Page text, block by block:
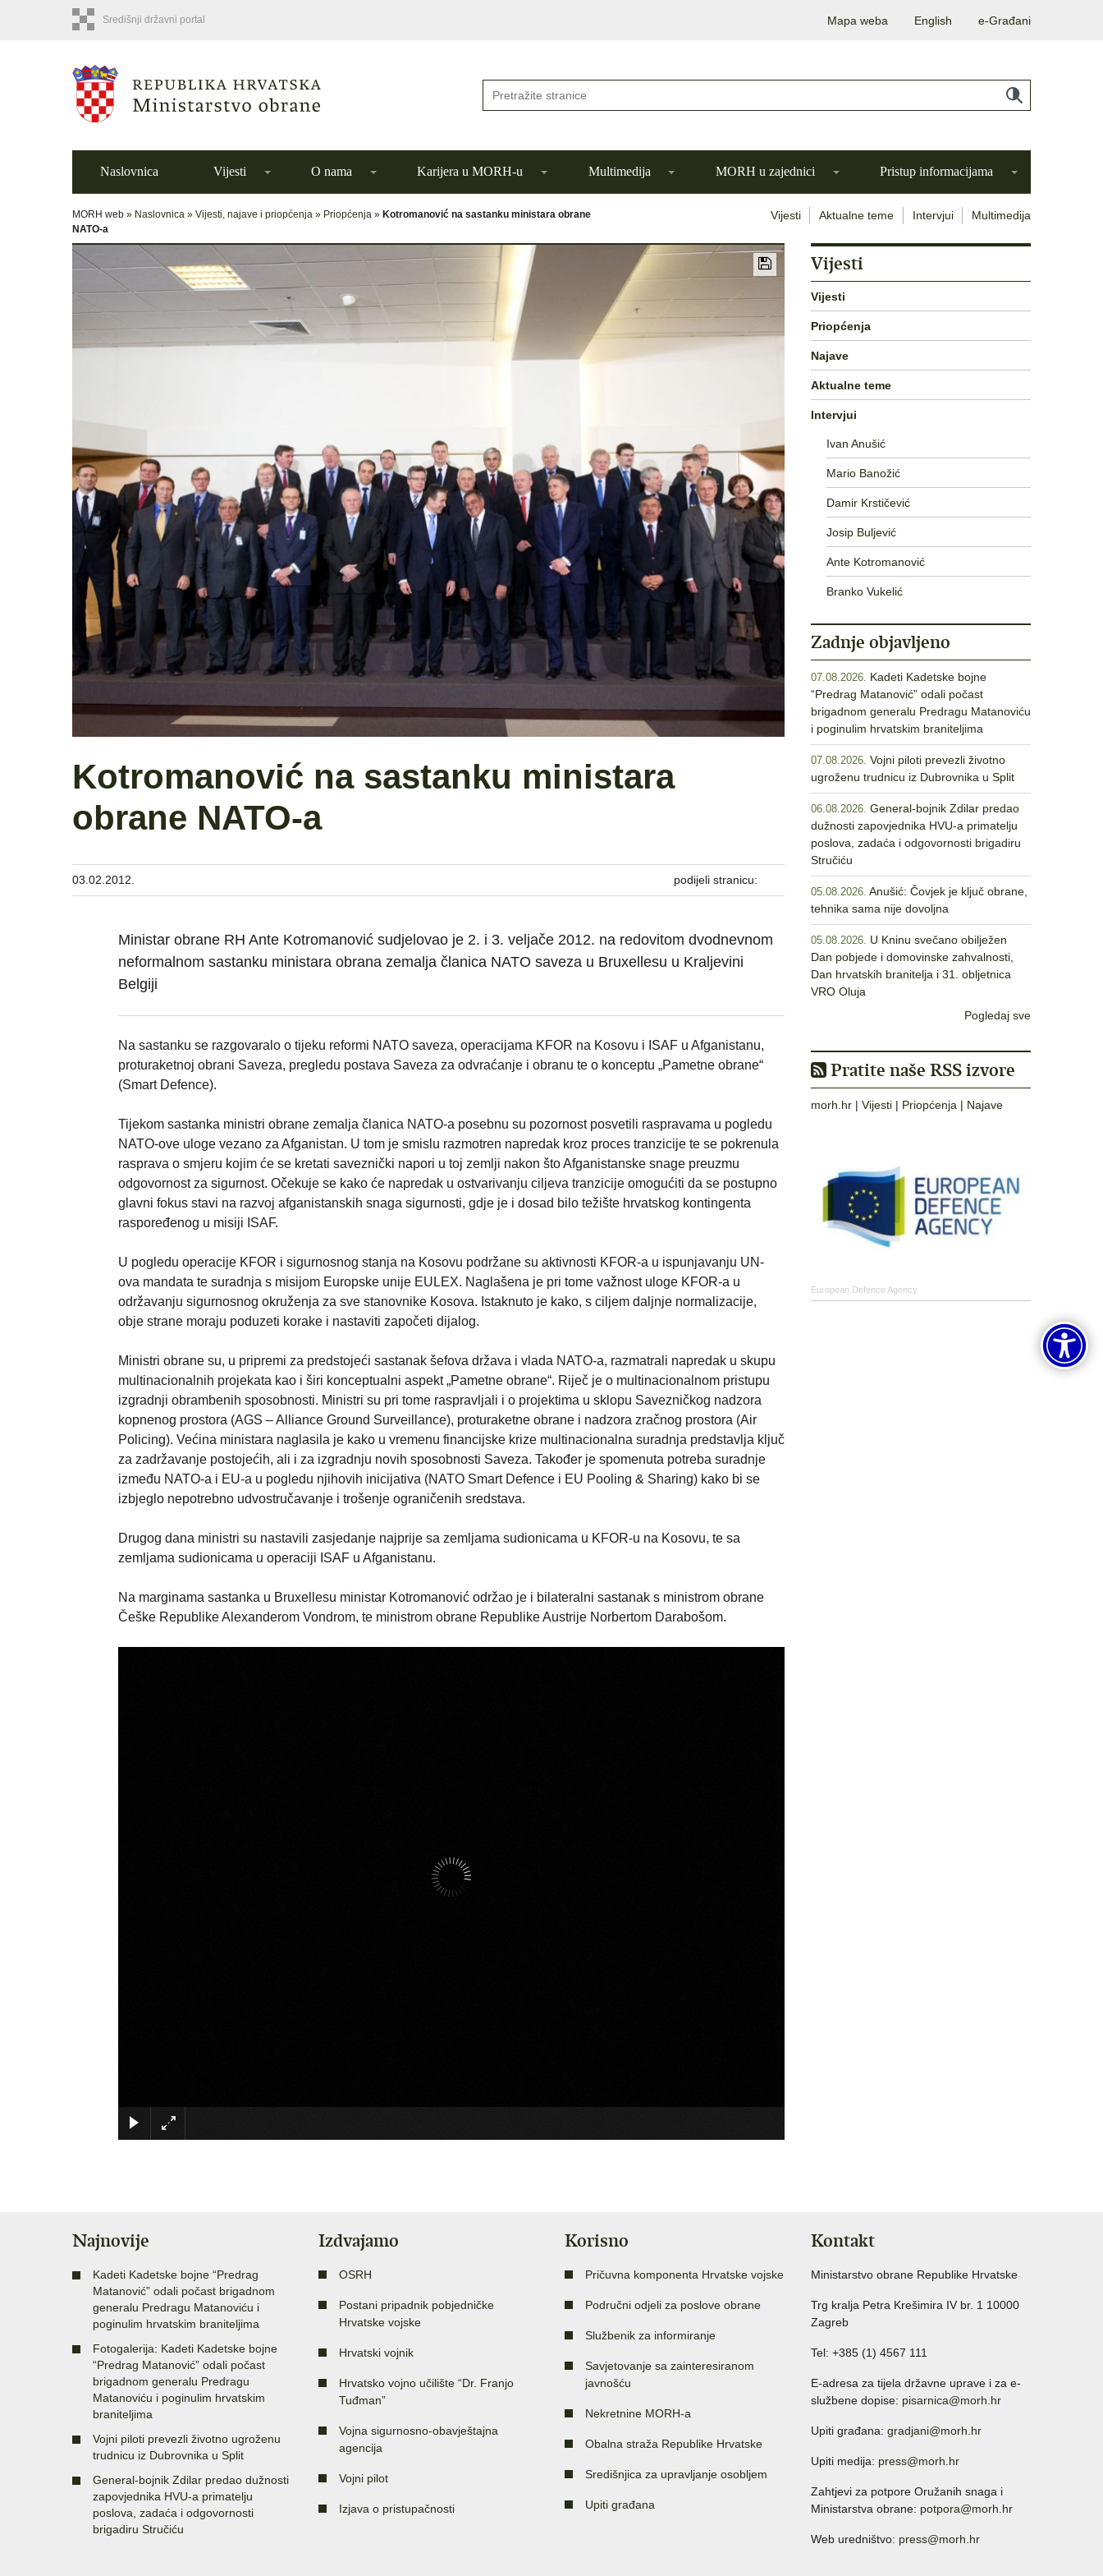
Središnji državni portal Mapa weba English e-Građani
Naslovnica Vijesti O nama Karijera u MORH-u Multimedija MORH u zajednici Pristup informacijama
MORH web » Naslovnica » Vijesti, najave i priopćenja » Priopćenja » Kotromanović na sastanku ministara obrane
NATO-a
Vijesti Aktualne teme Intervjui Multimedija
Kotromanović na sastanku ministara
obrane NATO-a
03.02.2012. podijeli stranicu:
Ministar obrane RH Ante Kotromanović sudjelovao je 2. i 3. veljače 2012. na redovitom dvodnevnom
neformalnom sastanku ministara obrana zemalja članica NATO saveza u Bruxellesu u Kraljevini
Belgiji
Na sastanku se razgovaralo o tijeku reformi NATO saveza, operacijama KFOR na Kosovu i ISAF u Afganistanu,
proturaketnoj obrani Saveza, pregledu postava Saveza za odvraćanje i obranu te o konceptu „Pametne obrane“
(Smart Defence).
Tijekom sastanka ministri obrane zemalja članica NATO-a posebnu su pozornost posvetili raspravama u pogledu
NATO-ove uloge vezano za Afganistan. U tom je smislu razmotren napredak kroz proces tranzicije te se pokrenula
rasprava o smjeru kojim će se kretati saveznički napori u toj zemlji nakon što Afganistanske snage preuzmu
odgovornost za sigurnost. Očekuje se kako će napredak u ostvarivanju ciljeva tranzicije omogućiti da se postupno
glavni fokus stavi na razvoj afganistanskih snaga sigurnosti, gdje je i dosad bilo težište hrvatskog kontingenta
raspoređenog u misiji ISAF.
U pogledu operacije KFOR i sigurnosnog stanja na Kosovu podržane su aktivnosti KFOR-a u ispunjavanju UN-
ova mandata te suradnja s misijom Europske unije EULEX. Naglašena je pri tome važnost uloge KFOR-a u
održavanju sigurnosnog okruženja za sve stanovnike Kosova. Istaknuto je kako, s ciljem daljnje normalizacije,
obje strane moraju poduzeti korake i nastaviti započeti dijalog.
Ministri obrane su, u pripremi za predstojeći sastanak šefova država i vlada NATO-a, razmatrali napredak u skupu
multinacionalnih projekata kao i širi konceptualni aspekt „Pametne obrane“. Riječ je o multinacionalnom pristupu
izgradnji obrambenih sposobnosti. Ministri su pri tome raspravljali i o projektima u sklopu Savezničkog nadzora
kopnenog prostora (AGS – Alliance Ground Surveillance), proturaketne obrane i nadzora zračnog prostora (Air
Policing). Većina ministara naglasila je kako u vremenu financijske krize multinacionalna suradnja predstavlja ključ
za zadržavanje postojećih, ali i za izgradnju novih sposobnosti Saveza. Također je spomenuta potreba suradnje
između NATO-a i EU-a u pogledu njihovih inicijativa (NATO Smart Defence i EU Pooling & Sharing) kako bi se
izbjeglo nepotrebno udvostručavanje i trošenje ograničenih sredstava.
Drugog dana ministri su nastavili zasjedanje najprije sa zemljama sudionicama u KFOR-u na Kosovu, te sa
zemljama sudionicama u operaciji ISAF u Afganistanu.
Na marginama sastanka u Bruxellesu ministar Kotromanović održao je i bilateralni sastanak s ministrom obrane
Češke Republike Alexanderom Vondrom, te ministrom obrane Republike Austrije Norbertom Darabošom.
Vijesti
Vijesti
Priopćenja
Najave
Aktualne teme
Intervjui
Ivan Anušić
Mario Banožić
Damir Krstičević
Josip Buljević
Ante Kotromanović
Branko Vukelić
Zadnje objavljeno
07.08.2026. Kadeti Kadetske bojne
“Predrag Matanović” odali počast
brigadnom generalu Predragu Matanoviću
i poginulim hrvatskim braniteljima
07.08.2026. Vojni piloti prevezli životno
ugroženu trudnicu iz Dubrovnika u Split
06.08.2026. General-bojnik Zdilar predao
dužnosti zapovjednika HVU-a primatelju
poslova, zadaća i odgovornosti brigadiru
Stručiću
05.08.2026. Anušić: Čovjek je ključ obrane,
tehnika sama nije dovoljna
05.08.2026. U Kninu svečano obilježen
Dan pobjede i domovinske zahvalnosti,
Dan hrvatskih branitelja i 31. obljetnica
VRO Oluja
Pogledaj sve
Pratite naše RSS izvore
morh.hr | Vijesti | Priopćenja | Najave
European Defence Agency
Najnovije
Kadeti Kadetske bojne “Predrag
Matanović” odali počast brigadnom
generalu Predragu Matanoviću i
poginulim hrvatskim braniteljima
Fotogalerija: Kadeti Kadetske bojne
“Predrag Matanović” odali počast
brigadnom generalu Predragu
Matanoviću i poginulim hrvatskim
braniteljima
Vojni piloti prevezli životno ugroženu
trudnicu iz Dubrovnika u Split
General-bojnik Zdilar predao dužnosti
zapovjednika HVU-a primatelju
poslova, zadaća i odgovornosti
brigadiru Stručiću
Izdvajamo
OSRH
Postani pripadnik pobjedničke
Hrvatske vojske
Hrvatski vojnik
Hrvatsko vojno učilište “Dr. Franjo
Tuđman”
Vojna sigurnosno-obavještajna
agencija
Vojni pilot
Izjava o pristupačnosti
Korisno
Pričuvna komponenta Hrvatske vojske
Područni odjeli za poslove obrane
Službenik za informiranje
Savjetovanje sa zainteresiranom
javnošću
Nekretnine MORH-a
Obalna straža Republike Hrvatske
Središnjica za upravljanje osobljem
Upiti građana
Kontakt
Ministarstvo obrane Republike Hrvatske
Trg kralja Petra Krešimira IV br. 1 10000
Zagreb
Tel: +385 (1) 4567 111
E-adresa za tijela državne uprave i za e-
službene dopise: pisarnica@morh.hr
Upiti građana: gradjani@morh.hr
Upiti medija: press@morh.hr
Zahtjevi za potpore Oružanih snaga i
Ministarstva obrane: potpora@morh.hr
Web uredništvo: press@morh.hr